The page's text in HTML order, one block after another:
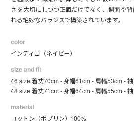
さを大切にしつつ正面だけでなく、側面や
れる絶妙なバランスで構築されています。
color
インディゴ（ネイビー）
size and fit
46 size 着丈70cm - 身幅61cm - 肩幅53cm -
48 size 着丈71cm - 身幅64cm - 肩幅55cm -
material
コットン（ポプリン）100%